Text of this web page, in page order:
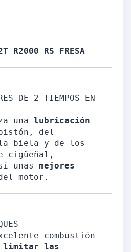
DE 2 TIEMPOS EN
una lubricación
del
biela y de los
cigüeñal,
unas mejores
motor.
combustión
limitar las